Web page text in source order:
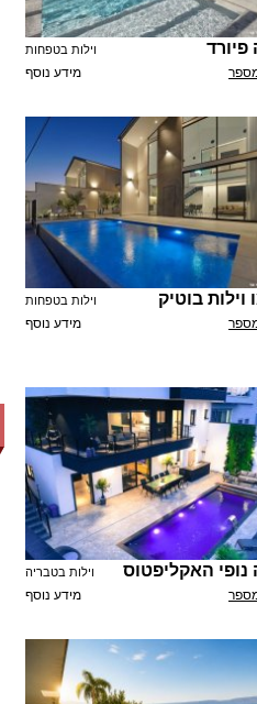
פיורד וילות בטפחות
מידע נוסף
וילות בוטיק וילות בטפחות
מידע נוסף
נופי האקליפטוס וילות בטבריה
מידע נוסף